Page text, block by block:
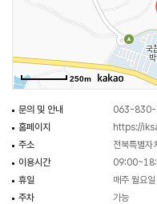
문화 발전과 국민의 문화 향유권
250m
문의 및 안내
063-830-
홈페이지
https://
주소
전북특별자
이용시간
휴일
매주 월요
주차
가능